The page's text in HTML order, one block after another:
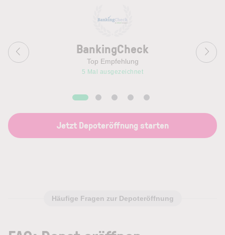
BankingCheck
Top Empfehlung
5 Mal ausgezeichnet
Jetzt Depoteröffnung starten
Häufige Fragen zur Depoteröffnung